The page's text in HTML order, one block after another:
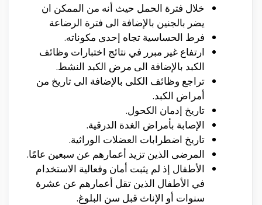
خلال فترة الحمل حيث أنه من الممكن ان
يضر بالجنين بالإضافة الى فترة الرضاعة
فرط الحساسية تجاه إحدى مكوناته.
ارتفاع غير مبرر في نتائج اختبارات وظائف
الكبد بالإضافة الى مرض الكبد النشط.
تراجع وظائف الكلى بالإضافة الى تاريخ من
أمراض الكبد.
تاريخ إدمان الكحول.
الإصابة بأمراض الغدة الدرقية.
تاريخ اضطرابات العضلات الوراثية.
المرضى الذين تزيد أعمارهم عن سبعين عامًا.
الأطفال إذ لم يثبت أمان وفعالية الاستخدام
في الأطفال الذين تقل أعمارهم عن عشرة
سنوات أو الإناث قبل سن البلوغ.